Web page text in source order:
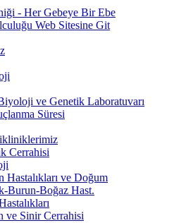
- Her Gebeye Bir Ebe
Web Sitesine Git
ve Genetik Laboratuvarı
Süresi
Cerrahisi
Hastalıkları ve Doğum
Burun-Boğaz Hast.
ve Sinir Cerrahisi